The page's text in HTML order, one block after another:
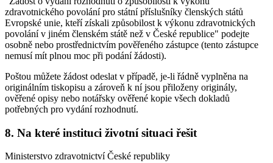
zdravotnického povolání pro státní příslušníky členských států
Evropské unie, kteří získali způsobilost k výkonu zdravotnických
povolání v jiném členském státě než v České republice" podejte
osobně nebo prostřednictvím pověřeného zástupce (tento zástupce
nemusí mít plnou moc při podání žádosti).
Poštou můžete žádost odeslat v případě, je-li řádně vyplněna na
originálním tiskopisu a zároveň k ní jsou přiloženy originály,
ověřené opisy nebo notářsky ověřené kopie všech dokladů
potřebných pro vydání rozhodnutí.
8. Na které instituci životní situaci řešit
Ministerstvo zdravotnictví České republiky